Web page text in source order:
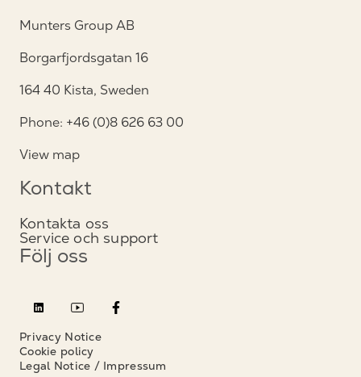
Munters Group AB
Borgarfjordsgatan 16
164 40 Kista, Sweden
Phone: +46 (0)8 626 63 00
View map
Kontakt
Kontakta oss
Service och support
Följ oss
Privacy Notice
Cookie policy
Legal Notice / Impressum